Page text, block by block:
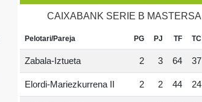
CAIXABANK SERIE B MASTERSA
Pelotari/Pareja PG PJ TF TC
Zabala-Iztueta 2 3 64 37
Elordi-Mariezkurrena II 2 2 44 24